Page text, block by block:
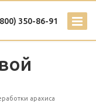
350-86-91
арахиса